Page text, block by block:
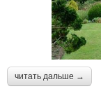
читать дальше →